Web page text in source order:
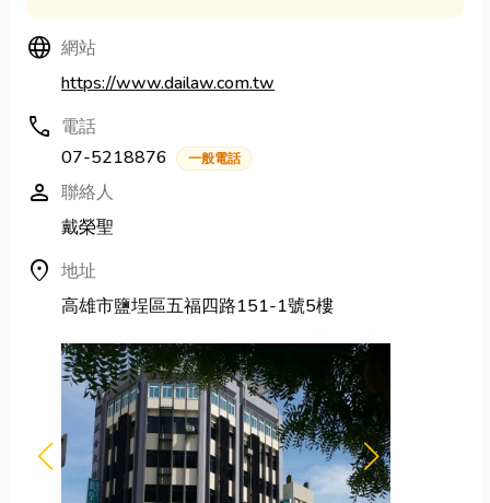
Language 網站
https://www.dailaw.com.tw
call 電話
07-5218876
一般電話
person 聯絡人
戴榮聖
location_on 地址
高雄市鹽埕區五福四路151-1號5樓